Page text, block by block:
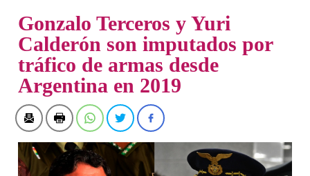
Gonzalo Terceros y Yuri
Calderón son imputados por
tráfico de armas desde
Argentina en 2019